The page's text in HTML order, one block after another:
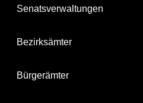
Senatsverwaltungen
Bezirksämter
Bürgerämter